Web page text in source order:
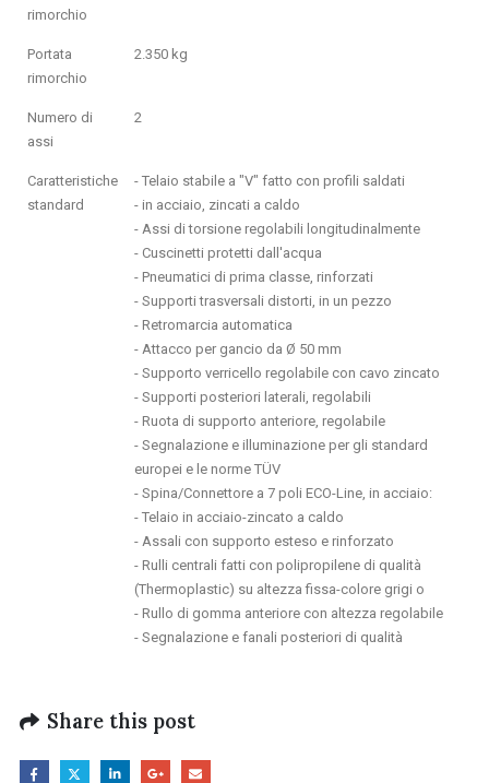
rimorchio
Portata
rimorchio
2.350 kg
Numero di
assi
2
Caratteristiche
standard
- Telaio stabile a "V" fatto con profili saldati
- in acciaio, zincati a caldo
- Assi di torsione regolabili longitudinalmente
- Cuscinetti protetti dall'acqua
- Pneumatici di prima classe, rinforzati
- Supporti trasversali distorti, in un pezzo
- Retromarcia automatica
- Attacco per gancio da Ø 50 mm
- Supporto verricello regolabile con cavo zincato
- Supporti posteriori laterali, regolabili
- Ruota di supporto anteriore, regolabile
- Segnalazione e illuminazione per gli standard
europei e le norme TÜV
- Spina/Connettore a 7 poli ECO-Line, in acciaio:
- Telaio in acciaio-zincato a caldo
- Assali con supporto esteso e rinforzato
- Rulli centrali fatti con polipropilene di qualità
(Thermoplastic) su altezza fissa-colore grigi o
- Rullo di gomma anteriore con altezza regolabile
- Segnalazione e fanali posteriori di qualità
Share this post